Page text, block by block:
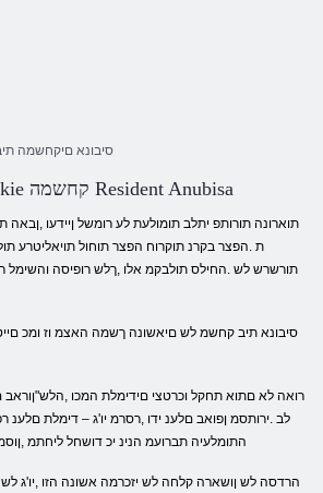
סיבונא םיקחשמה
Misticheskie קחשמה Resident Anubisa
ת .הפצר בקרנ תוקרוח הפצר תוחול תויאליטרע
תורשרש לש .החילס תולבקמ אלו ,ךלש רופיסה
לב .ירותסמ ןפואב םלענ ידו ,רסרמ יו'ג – דימלת
התומלעיה תברועמ הנינ יכ דושחל ליחתמ